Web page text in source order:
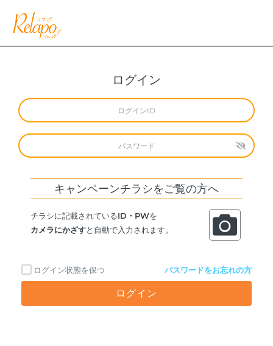
ログイン
キャンペーンチラシをご覧の方へ
チラシに記載されているID・PWを
カメラにかざすと自動で入力されます。
ログイン状態を保つ パスワードをお忘れの方